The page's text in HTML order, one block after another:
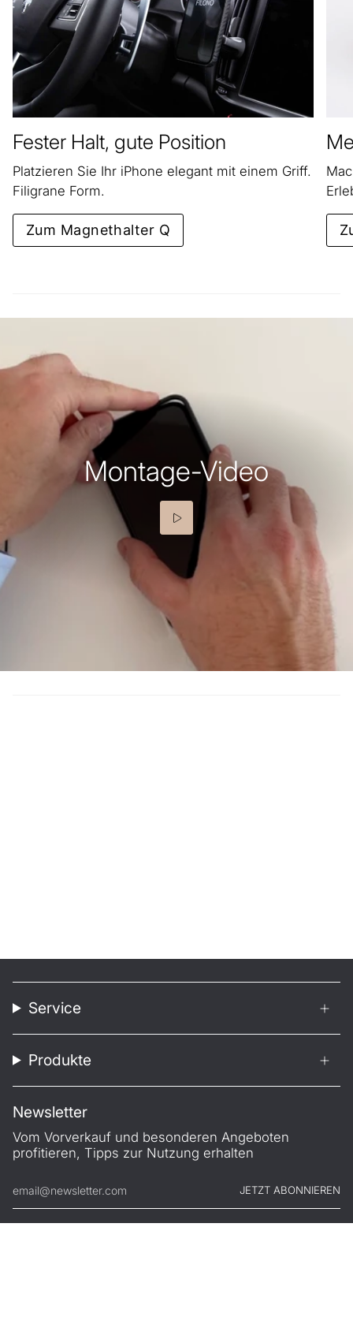
Fester Halt, gute Position
Platzieren Sie Ihr iPhone elegant mit einem Griff.
Filigrane Form.
Zum Magnethalter Q
Montage-Video
Service
Produkte
Newsletter
Vom Vorverkauf und besonderen Angeboten
profitieren, Tipps zur Nutzung erhalten
JETZT ABONNIEREN